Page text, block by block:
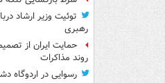
توئیت وزیر ارشاد
رهبری
حمایت ایران از
روند مذاکرات
رسوایی در اردوگاه